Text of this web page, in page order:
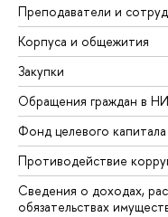
Преподаватели и
Корпуса и общежития
Закупки
Обращения граждан в
Фонд целевого капитала
Противодействие
Сведения о доходах,
обязательствах